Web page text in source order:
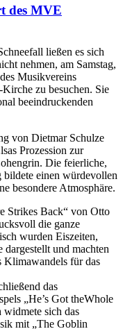
des MVE
ließen es sich
nehmen, am Samstag,
Musikvereins
zu besuchen. Sie
beeindruckenden
von Dietmar Schulze
Prozession zur
Die feierliche,
bildete einen würdevollen
besondere Atmosphäre.
Strikes Back“ von Otto
die ganze
wurden Eiszeiten,
dargestellt und machten
Klimawandels für das
das
„He’s Got theWhole
sich das
mit „The Goblin